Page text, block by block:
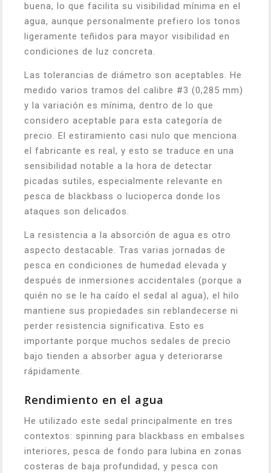
buena, lo que facilita su visibilidad mínima en el
agua, aunque personalmente prefiero los tonos
ligeramente teñidos para mayor visibilidad en
condiciones de luz concreta.
Las tolerancias de diámetro son aceptables. He
medido varios tramos del calibre #3 (0,285 mm)
y la variación es mínima, dentro de lo que
considero aceptable para esta categoría de
precio. El estiramiento casi nulo que menciona
el fabricante es real, y esto se traduce en una
sensibilidad notable a la hora de detectar
picadas sutiles, especialmente relevante en
pesca de blackbass o lucioperca donde los
ataques son delicados.
La resistencia a la absorción de agua es otro
aspecto destacable. Tras varias jornadas de
pesca en condiciones de humedad elevada y
después de inmersiones accidentales (porque a
quién no se le ha caído el sedal al agua), el hilo
mantiene sus propiedades sin reblandecerse ni
perder resistencia significativa. Esto es
importante porque muchos sedales de precio
bajo tienden a absorber agua y deteriorarse
rápidamente.
Rendimiento en el agua
He utilizado este sedal principalmente en tres
contextos: spinning para blackbass en embalses
interiores, pesca de fondo para lubina en zonas
costeras de baja profundidad, y pesca con